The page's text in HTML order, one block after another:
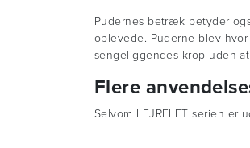
Pudernes betræk betyder
oplevede. Puderne blev
sengeliggendes krop uden
Flere
Selvom LEJRELET serien